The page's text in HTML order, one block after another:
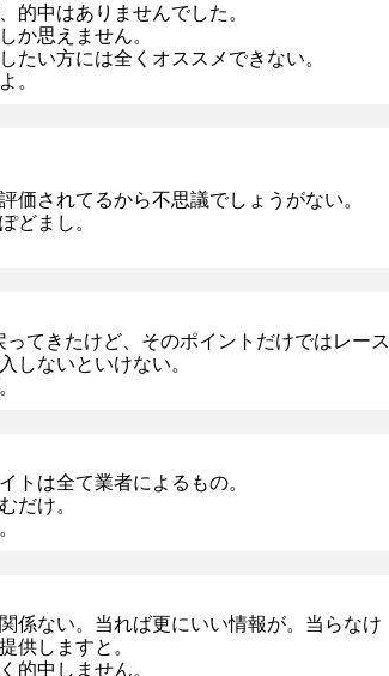
的中はありませんでした。
か思えません。
たい方には全くオススメできない。
。
価されてるから不思議でしょうがない。
どまし。
てきたけど、そのポイントだけではレース
しないといけない。
トは全て業者によるもの。
だけ。
係ない。当れば更にいい情報が。当らなけ
供しますと。
的中しません。